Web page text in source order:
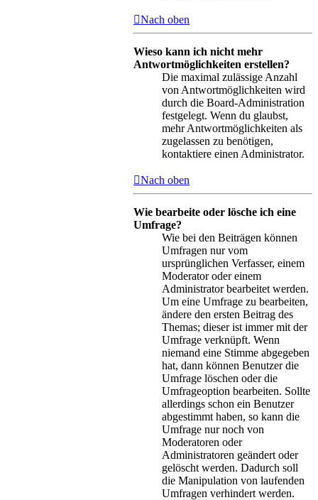
Nach oben
Wieso kann ich nicht mehr
Antwortmöglichkeiten erstellen?
Die maximal zulässige Anzahl
von Antwortmöglichkeiten wird
durch die Board-Administration
festgelegt. Wenn du glaubst,
mehr Antwortmöglichkeiten als
zugelassen zu benötigen,
kontaktiere einen Administrator.
Nach oben
Wie bearbeite oder lösche ich eine
Umfrage?
Wie bei den Beiträgen können
Umfragen nur vom
ursprünglichen Verfasser, einem
Moderator oder einem
Administrator bearbeitet werden.
Um eine Umfrage zu bearbeiten,
ändere den ersten Beitrag des
Themas; dieser ist immer mit der
Umfrage verknüpft. Wenn
niemand eine Stimme abgegeben
hat, dann können Benutzer die
Umfrage löschen oder die
Umfrageoption bearbeiten. Sollte
allerdings schon ein Benutzer
abgestimmt haben, so kann die
Umfrage nur noch von
Moderatoren oder
Administratoren geändert oder
gelöscht werden. Dadurch soll
die Manipulation von laufenden
Umfragen verhindert werden.